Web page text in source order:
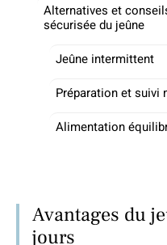
Alternatives et
sécurisée du jeûne
Jeûne intermittent
Préparation et suivi
Alimentation
Avantages du
jours